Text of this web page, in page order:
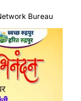
Bureau